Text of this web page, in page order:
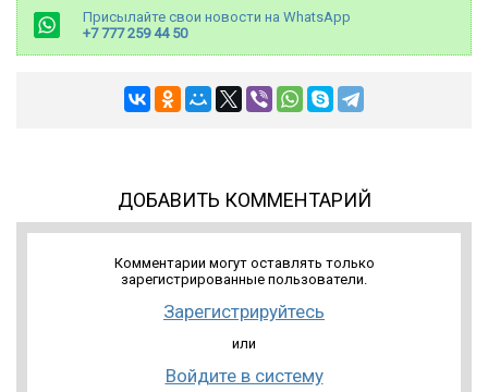
Присылайте свои новости на WhatsApp
+7 777 259 44 50
ДОБАВИТЬ КОММЕНТАРИЙ
Комментарии могут оставлять только
зарегистрированные пользователи.
Зарегистрируйтесь
или
Войдите в систему